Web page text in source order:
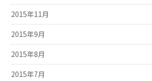
2015年11月
2015年9月
2015年8月
2015年7月